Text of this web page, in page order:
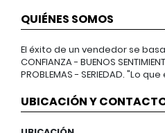
QUIÉNES SOMOS
El éxito de un vendedor se
CONFIANZA - BUENOS
PROBLEMAS - SERIEDAD. "Lo
UBICACIÓN Y